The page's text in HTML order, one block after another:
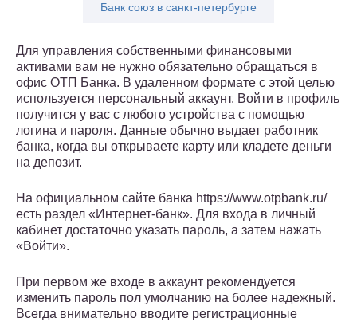
Банк союз в санкт-петербурге
Для управления собственными финансовыми
активами вам не нужно обязательно обращаться в
офис ОТП Банка. В удаленном формате с этой целью
используется персональный аккаунт. Войти в профиль
получится у вас с любого устройства с помощью
логина и пароля. Данные обычно выдает работник
банка, когда вы открываете карту или кладете деньги
на депозит.
На официальном сайте банка https://www.otpbank.ru/
есть раздел «Интернет-банк». Для входа в личный
кабинет достаточно указать пароль, а затем нажать
«Войти».
При первом же входе в аккаунт рекомендуется
изменить пароль пол умолчанию на более надежный.
Всегда внимательно вводите регистрационные